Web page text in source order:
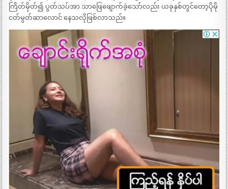
ကြိတ်မှိတ်၍ ပွတ်သပ်အာ သာဖြေဖျောက်ခဲ့သော်လည်း ယခုနှစ်တွင်တော့ပိုမို
ငတ်မွတ်ဆာလောင် နေသလိုဖြစ်လာသည်။